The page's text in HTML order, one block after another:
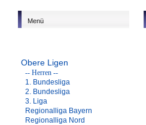
Menü
Obere Ligen
-- Herren --
1. Bundesliga
2. Bundesliga
3. Liga
Regionalliga Bayern
Regionalliga Nord